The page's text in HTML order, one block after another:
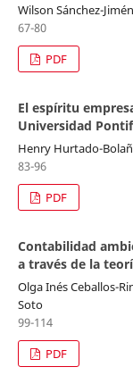
Wilson Sánchez-
67-80
PDF
El espíritu
Universidad
Henry Hurtado-
83-96
PDF
Contabilidad
a través de la
Olga Inés Ceballos-
Soto
99-114
PDF